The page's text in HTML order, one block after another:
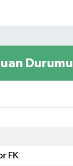
Durumu
FK